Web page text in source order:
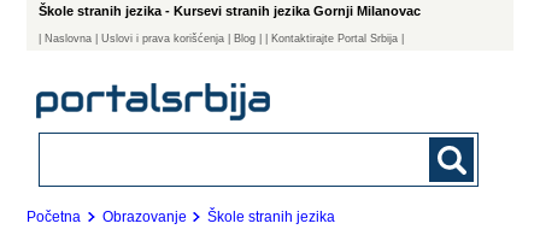
Škole stranih jezika - Kursevi stranih jezika Gornji Milanovac
Naslovna | Uslovi i prava korišćenja Blog | Kontaktirajte Portal Srbija |
Početna Obrazovanje Škole stranih jezika